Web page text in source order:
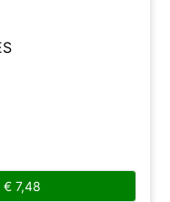
€ 7,48